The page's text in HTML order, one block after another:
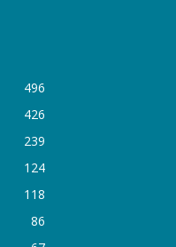
496
426
239
124
118
86